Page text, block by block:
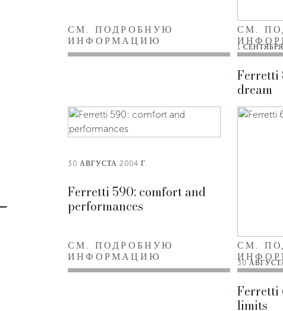
СМ. ПОДРОБНУЮ
ИНФОРМАЦИЮ
1
Ferretti
dream
СМ.
30 АВГУСТА 2004 Г.
Ferretti 590: comfort and
performances
СМ. ПОДРОБНУЮ
ИНФОРМАЦИЮ
30
Ferretti
limits
СМ.